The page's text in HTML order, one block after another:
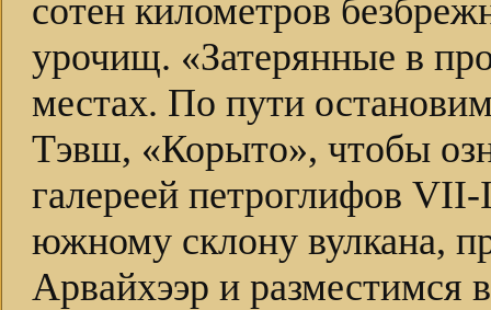
сотен километров
урочищ. «Затерянные в
местах. По пути
Тэвш, «Корыто», чтобы
галереей петроглифов VII-
южному склону вулкана,
Арвайхээр и разместимся